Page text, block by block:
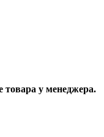
товара у менеджера.